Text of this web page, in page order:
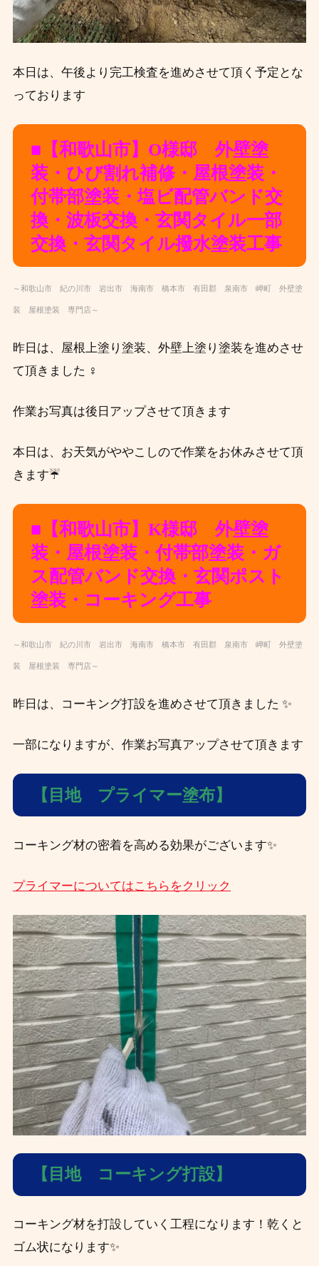
本日は、午後より完工検査を進めさせて頂く予定とな
っております
■【和歌山市】O様邸 外壁塗
装 ・ひび割れ補修・屋根塗装・
付帯部塗装・塩ビ配管バンド交
換・波板交換・玄関タイル一部
交換・玄関タイル撥水塗装工事
～和歌山市 紀の川市 岩出市 海南市 橋本市 有田郡 泉南市 岬町 外壁塗
装 屋根塗装 専門店～
昨日は、屋根上塗り塗装、外壁上塗り塗装を進めさせ
て頂きました ‍♀️
作業お写真は後日アップさせて頂きます
本日は、お天気がややこしので作業をお休みさせて頂
きます☔
■【和歌山市】K様邸 外壁塗
装 ・屋根塗装・付帯部塗装・ガ
ス配管バンド交換・玄関ポスト
塗装・コーキング工事
～和歌山市 紀の川市 岩出市 海南市 橋本市 有田郡 泉南市 岬町 外壁塗
装 屋根塗装 専門店～
昨日は、コーキング打設を進めさせて頂きました ✨
一部になりますが、作業お写真アップさせて頂きます
【目地 プライマー塗布】
コーキング材の密着を高める効果がございます✨
プライマーについてはこちらをクリック
【目地 コーキング打設】
コーキング材を打設していく工程になります！乾くと
ゴム状になります✨